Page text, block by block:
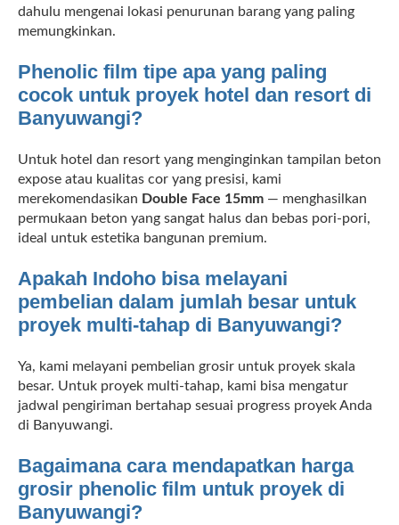
dahulu mengenai lokasi penurunan barang yang paling
memungkinkan.
Phenolic film tipe apa yang paling
cocok untuk proyek hotel dan resort di
Banyuwangi?
Untuk hotel dan resort yang menginginkan tampilan beton
expose atau kualitas cor yang presisi, kami
merekomendasikan Double Face 15mm — menghasilkan
permukaan beton yang sangat halus dan bebas pori-pori,
ideal untuk estetika bangunan premium.
Apakah Indoho bisa melayani
pembelian dalam jumlah besar untuk
proyek multi-tahap di Banyuwangi?
Ya, kami melayani pembelian grosir untuk proyek skala
besar. Untuk proyek multi-tahap, kami bisa mengatur
jadwal pengiriman bertahap sesuai progress proyek Anda
di Banyuwangi.
Bagaimana cara mendapatkan harga
grosir phenolic film untuk proyek di
Banyuwangi?